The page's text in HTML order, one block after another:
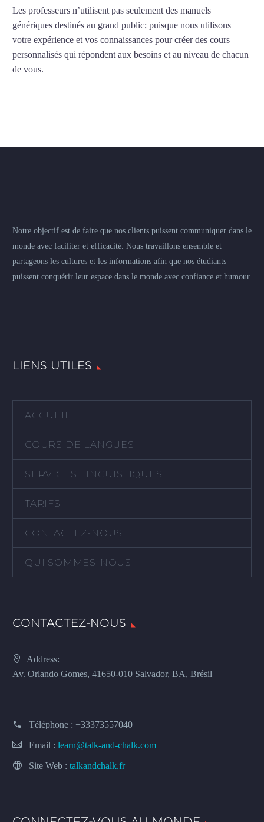
Les professeurs n’utilisent pas seulement des manuels
génériques destinés au grand public; puisque nous utilisons
votre expérience et vos connaissances pour créer des cours
personnalisés qui répondent aux besoins et au niveau de chacun
de vous.
Notre objectif est de faire que nos clients puissent communiquer dans le
monde avec faciliter et efficacité. Nous travaillons ensemble et
partageons les cultures et les informations afin que nos étudiants
puissent conquérir leur espace dans le monde avec confiance et humour.
LIENS UTILES
ACCUEIL
COURS DE LANGUES
SERVICES LINGUISTIQUES
TARIFS
CONTACTEZ-NOUS
QUI SOMMES-NOUS
CONTACTEZ-NOUS
Address:
Av. Orlando Gomes, 41650-010 Salvador, BA, Brésil
Téléphone : +33373557040
Email : learn@talk-and-chalk.com
Site Web : talkandchalk.fr